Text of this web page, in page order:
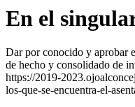
En el
Dar por conocido y aprobar
de hecho y consolidado de
https://2019-
los-que-se-encuentra-el-